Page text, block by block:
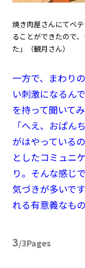
焼き肉屋さんにてベ
ることができたので
た」（観月さん）
一方で、まわり
い刺激になるん
を持って聞いて
「へえ、おぱん
がはやっている
としたコミュニ
り。そんな感じ
気づきが多いで
れる有意義なも
3/3Pages